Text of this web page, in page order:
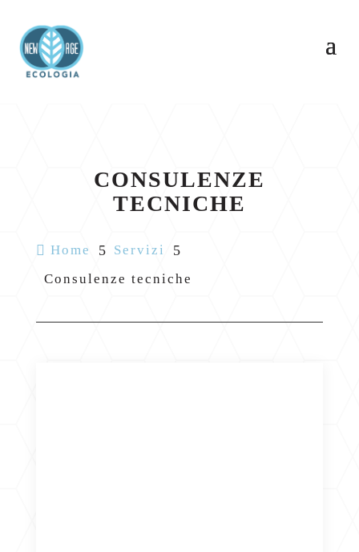
CONSULENZE
TECNICHE
 Home 5 Servizi 5
Consulenze tecniche